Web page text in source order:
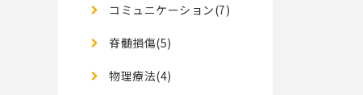
コミュニケーション(7)
脊髄損傷(5)
物理療法(4)